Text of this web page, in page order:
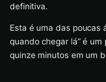
definitiva.
Esta é uma das poucas
quando chegar lá” é
quinze minutos em um